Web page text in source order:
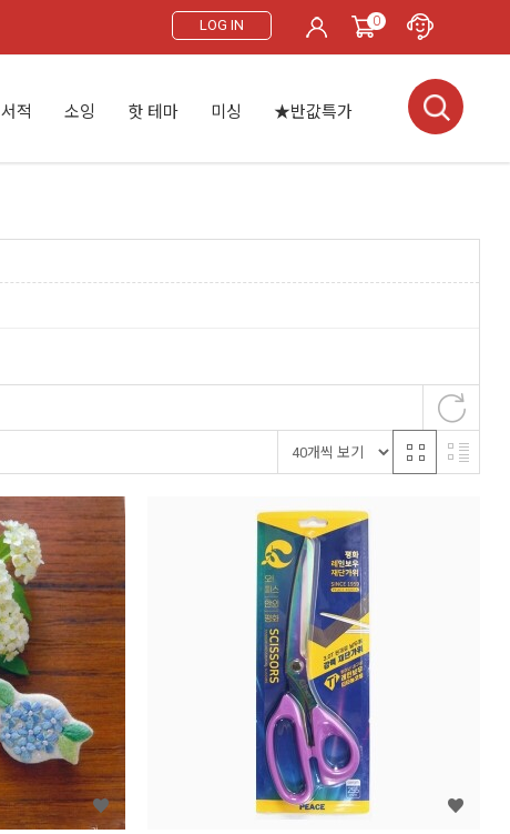
LOG IN 0
서적 소잉 핫 테마 미싱 ★반값특가